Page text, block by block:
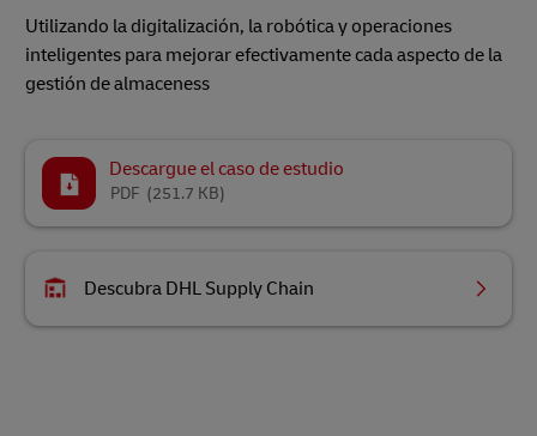
Utilizando la digitalización, la robótica y operaciones
inteligentes para mejorar efectivamente cada aspecto de la
gestión de almaceness
Descargue el caso de estudio
(251.7 KB)
PDF
Descubra DHL Supply Chain